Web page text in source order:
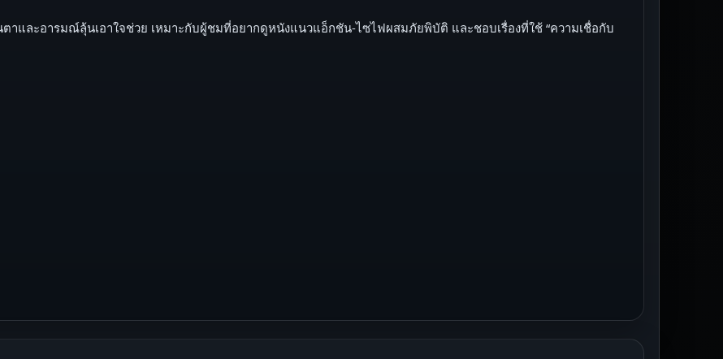
าและอารมณ์ลุ้นเอาใจช่วย เหมาะกับผู้ชมที่อยากดูหนังแนวแอ็กชัน-ไซไฟผสมภัยพิบัติ และชอบเรื่องที่ใช้ “ความเชื่อกับ